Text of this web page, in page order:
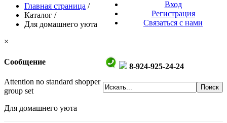
Вход
Регистрация
Связаться с нами
8-924-925-24-24
Главная страница /
Каталог /
Для домашнего уюта
×
Сообщение
Attention no standard shopper
group set
Для домашнего уюта